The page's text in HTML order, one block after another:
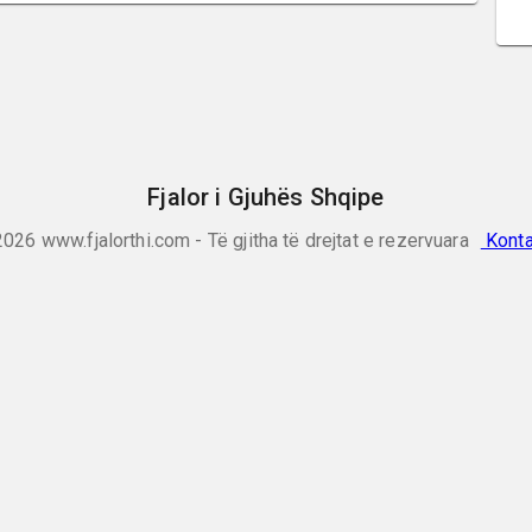
Fjalor i Gjuhës Shqipe
www.fjalorthi.com - Të gjitha të drejtat e rezervuara